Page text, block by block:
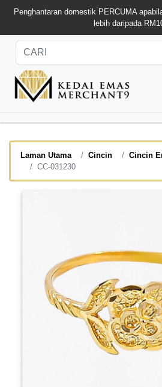
Penghantaran domestik PERCUMA
lebih daripada
Laman Utama Cincin
Cincin
CC-031230